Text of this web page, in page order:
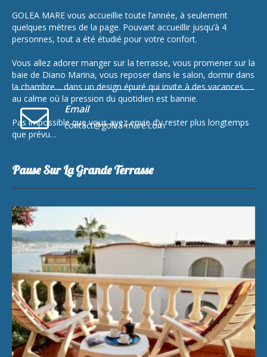
Email
contact@golea-mare.com
GOLEA MARE vous accueillie toute l’année, à seulement
quelques mètres de la page. Pouvant accueillir jusqu’à 4
personnes, tout a été étudié pour votre confort.
Vous allez adorer manger sur la terrasse, vous promener sur la
baie de Diano Marina, vous reposer dans le salon, dormir dans
la chambre… dans un design épuré qui invite à des vacances
au calme où la pression du quotidien est bannie.
Pas impossible que vous ayez envie d’y rester plus longtemps
que prévu…
Pause Sur La Grande Terrasse